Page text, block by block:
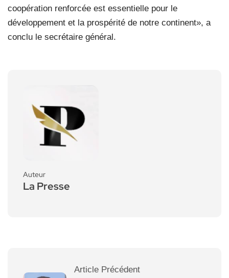
coopération renforcée est essentielle pour le
développement et la prospérité de notre continent», a
conclu le secrétaire général.
Auteur
La Presse
Article Précédent